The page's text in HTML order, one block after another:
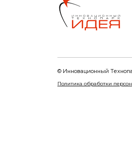
© Инновационный
Политика обработки